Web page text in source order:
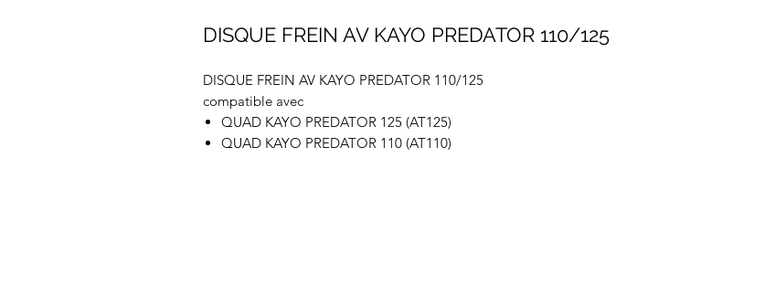
DISQUE FREIN AV KAYO PREDATOR 110/125
DISQUE FREIN AV KAYO PREDATOR 110/125
compatible avec
QUAD KAYO PREDATOR 125 (AT125)
QUAD KAYO PREDATOR 110 (AT110)